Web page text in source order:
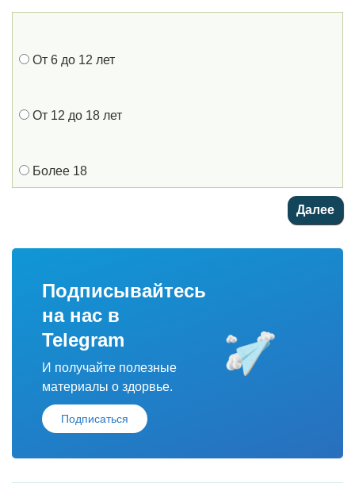
От 6 до 12 лет
От 12 до 18 лет
Более 18
Подписывайтесь
на нас в
Telegram
И получайте полезные
материалы о здорвье.
Подписаться